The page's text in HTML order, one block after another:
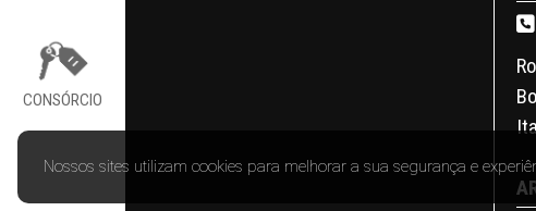
CONSÓRCIO
Nossos sites utilizam cookies para melhorar a sua segurança e